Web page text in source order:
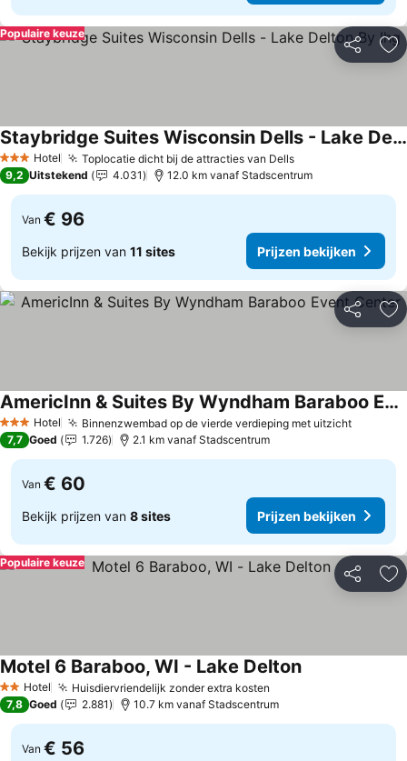
Delen
Populaire keuze
3 SterrenHotel Toplocatie dicht bij de attracties van Dells
Staybridge Suites Wisconsin Dells - Lake Delton By Ihg
9,2 Uitstekend 4.031 12.0 km vanaf Stadscentrum
Van € 96
Bekijk prijzen van 11 sites Prijzen bekijken
Delen
3 SterrenHotel Binnenzwembad op de vierde verdieping met uitzicht
AmericInn & Suites By Wyndham Baraboo Event Center
7,7 Goed 1.726 2.1 km vanaf Stadscentrum
Van € 60
Bekijk prijzen van 8 sites Prijzen bekijken
Delen
Populaire keuze
2 Sterren
Hotel Huisdiervriendelijk zonder extra kosten
Motel 6 Baraboo, WI - Lake Delton
7,8 Goed 2.881 10.7 km vanaf Stadscentrum
Van € 56